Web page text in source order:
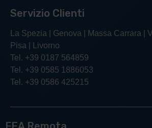
Servizio Clienti
La Spezia | Genova | Massa Carrara |
Pisa | Livorno
Tel. +39 0187 564859
Tel. +39 0585 1886053
Tel. +39 0586 425215